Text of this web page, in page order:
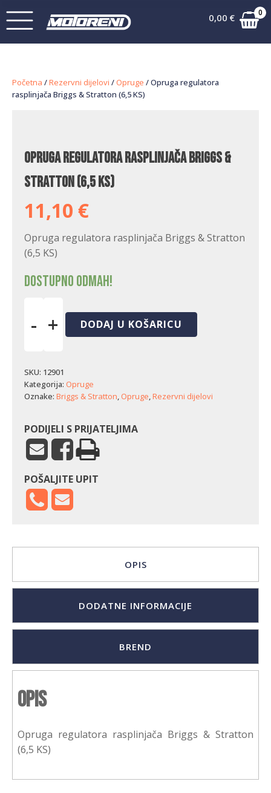
0,00 € 0
Početna /Rezervni dijelovi / Opruge / Opruga regulatora
rasplinjača Briggs & Stratton (6,5 KS)
Opruga regulatora rasplinjača Briggs &
Stratton (6,5 KS)
11,10 €
Opruga regulatora rasplinjača Briggs & Stratton
(6,5 KS)
Dostupno odmah!
-
Briggs
&
Stratton
količina
+ DODAJ U KOŠARICU
SKU: 12901
Kategorija: Opruge
Oznake: Briggs & Stratton, Opruge,Rezervni dijelovi
PODIJELI S PRIJATELJIMA
POŠALJITE UPIT
OPIS
DODATNE INFORMACIJE
BREND
Opis
Opruga regulatora rasplinjača Briggs & Stratton
(6,5 KS)